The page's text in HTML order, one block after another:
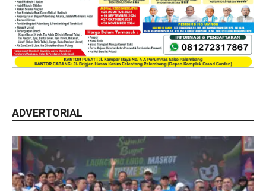
ADVERTORIAL